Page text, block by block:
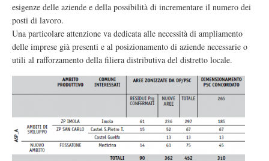
esigenze delle aziende e della possibilità di incrementare il numero dei
posti di lavoro.
Una particolare attenzione va dedicata alle necessità di ampliamento
delle imprese già presenti e al posizionamento di aziende necessarie o
utili al rafforzamento della filiera distributiva del distretto locale.